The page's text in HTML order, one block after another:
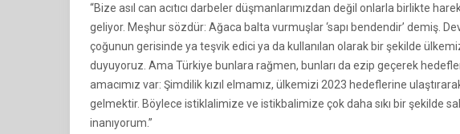
“Bize asıl can acıtıcı darbeler düşmanlarımızdan değil onlarla birlikte
geliyor. Meşhur sözdür: Ağaca balta vurmuşlar ‘sapı bendendir’ demiş.
çoğunun gerisinde ya teşvik edici ya da kullanılan olarak bir şekilde
duyuyoruz. Ama Türkiye bunlara rağmen, bunları da ezip geçerek
amacımız var: Şimdilik kızıl elmamız, ülkemizi 2023 hedeflerine
gelmektir. Böylece istiklalimize ve istikbalimize çok daha sıkı bir şekilde
inanıyorum.”